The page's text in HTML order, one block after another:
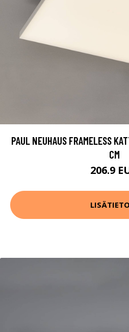
PAUL NEUHAUS FRAMELESS
CM
206.9